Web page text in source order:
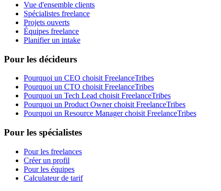
Vue d'ensemble clients
Spécialistes freelance
Projets ouverts
Équipes freelance
Planifier un intake
Pour les décideurs
Pourquoi un CEO choisit FreelanceTribes
Pourquoi un CTO choisit FreelanceTribes
Pourquoi un Tech Lead choisit FreelanceTribes
Pourquoi un Product Owner choisit FreelanceTribes
Pourquoi un Resource Manager choisit FreelanceTribes
Pour les spécialistes
Pour les freelances
Créer un profil
Pour les équipes
Calculateur de tarif